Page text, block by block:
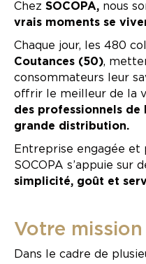
Chez SOCOPA, nous
vrais moments se
Chaque jour, les 480
Coutances (50),
consommateurs leur
offrir le meilleur de la
des professionnels
grande distribution.
Entreprise engagée et
SOCOPA s’appuie sur
simplicité, goût et
Votre mission
Dans le cadre de